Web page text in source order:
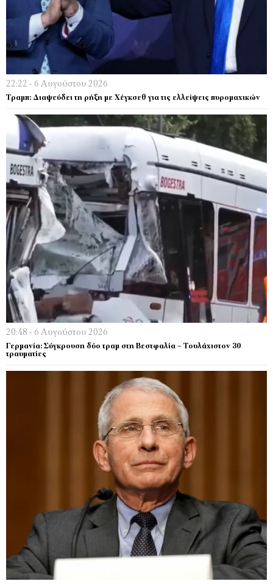
22:22 - 6 Αυγούστου 2026
Τραμπ: Διαψεύδει τη ρήξη με Χέγκσεθ για τις ελλείψεις πυρομαχικών
20:48 - 6 Αυγούστου 2026
Γερμανία: Σύγκρουση δύο τραμ στη Βεστφαλία – Τουλάχιστον 30
τραυματίες